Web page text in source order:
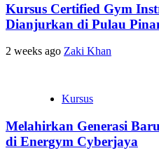
Kursus Certified Gym
Dianjurkan di Pulau
2 weeks ago Zaki Khan
Kursus
Melahirkan Generasi
di Energym Cyberjaya